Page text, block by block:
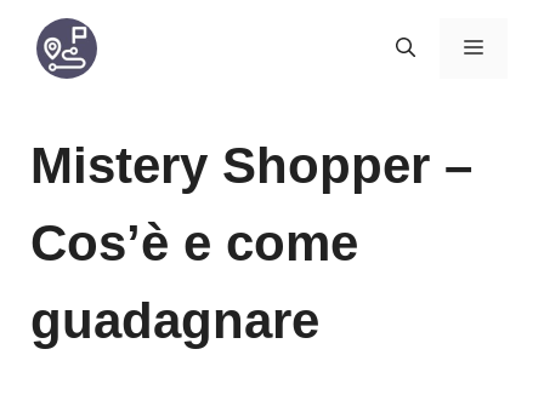
MENU
Mistery Shopper –
Cos’è e come
guadagnare